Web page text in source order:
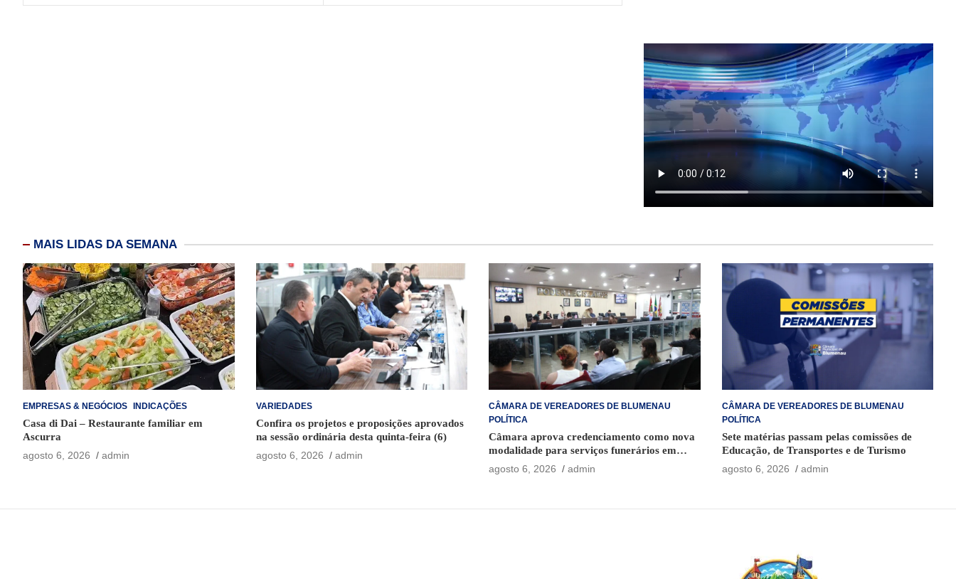
MAIS LIDAS DA SEMANA
EMPRESAS & NEGÓCIOS INDICAÇÕES
Casa di Dai – Restaurante familiar em
Ascurra
agosto 6, 2026
admin
VARIEDADES
Confira os projetos e proposições aprovados
na sessão ordinária desta quinta-feira (6)
agosto 6, 2026
admin
CÂMARA DE VEREADORES DE BLUMENAU
POLÍTICA
Câmara aprova credenciamento como nova
modalidade para serviços funerários em
Blumenau
agosto 6, 2026 admin
CÂMARA DE VEREADORES DE BLUMENAU
POLÍTICA
Sete matérias passam pelas comissões de
Educação, de Transportes e de Turismo
agosto 6, 2026
admin